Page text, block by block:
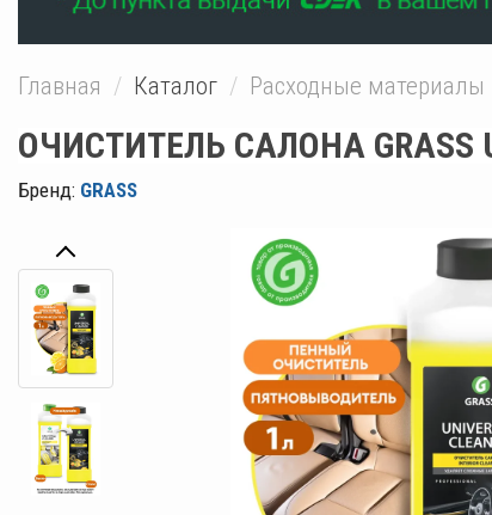
Главная Каталог Расходные материалы
ОЧИСТИТЕЛЬ САЛОНА GRASS
Бренд: GRASS